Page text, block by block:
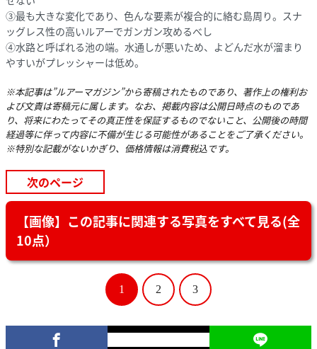
③最も大きな変化であり、色んな要素が複合的に絡む島周り。スナ
ッグレス性の高いルアーでガンガン攻めるべし
④水路と呼ばれる池の端。水通しが悪いため、よどんだ水が溜まり
やすいがプレッシャーは低め。
※本記事は”ルアーマガジン”から寄稿されたものであり、著作上の権利お
よび文責は寄稿元に属します。なお、掲載内容は公開日時点のものであ
り、将来にわたってその真正性を保証するものでないこと、公開後の時間
経過等に伴って内容に不備が生じる可能性があることをご了承ください。
※特別な記載がないかぎり、価格情報は消費税込です。
次のページ
【画像】この記事に関連する写真をすべて見る(全
10点）
1 2 3